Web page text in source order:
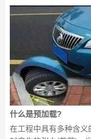
什么是预加载?
在工程中具有多种含义